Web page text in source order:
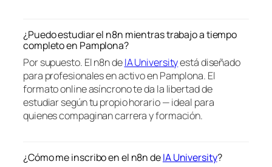
¿Puedo estudiar el n8n mientras trabajo a tiempo
completo en Pamplona?
Por supuesto. El n8n deIA Universityestá diseñado
para profesionales en activo en Pamplona. El
formato online asíncrono te da la libertad de
estudiar según tu propio horario — ideal para
quienes compaginan carrera y formación.
¿Cómo me inscribo en el n8n deIA University?